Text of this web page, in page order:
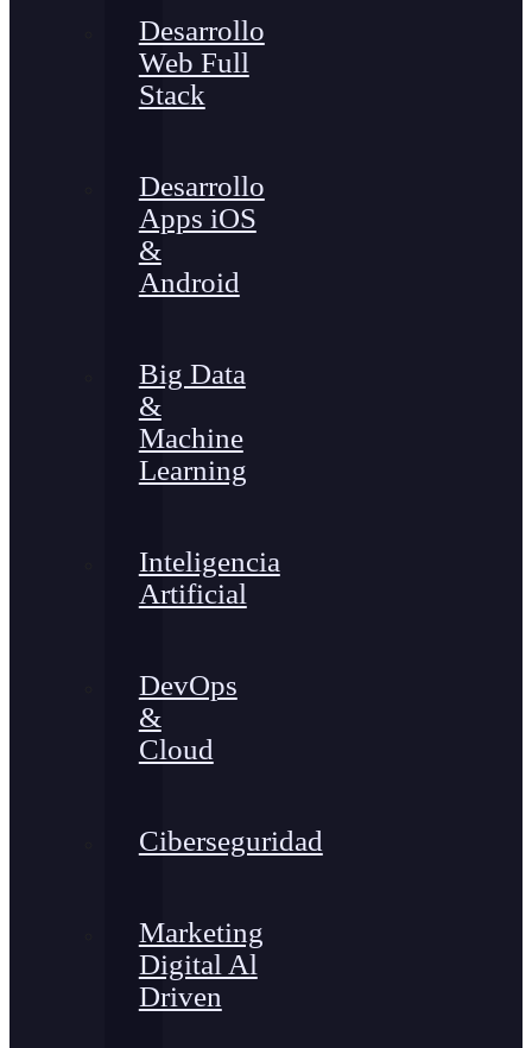
Desarrollo
Web Full
Stack
Desarrollo
Apps iOS
&
Android
Big Data
&
Machine
Learning
Inteligencia
Artificial
DevOps
&
Cloud
Ciberseguridad
Marketing
Digital Al
Driven